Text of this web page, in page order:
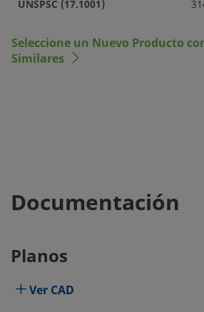
UNSPSC (17.1001)
Seleccione un Nuevo Producto
Similares
Documentación
Planos
Ver CAD